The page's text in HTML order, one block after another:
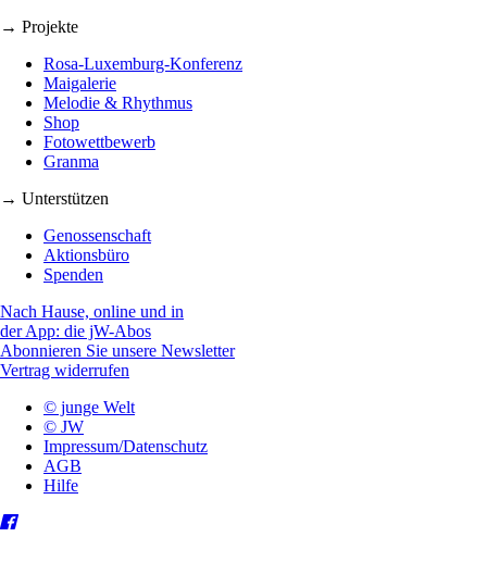
→ Projekte
Rosa-Luxemburg-Konferenz
Maigalerie
Melodie & Rhythmus
Shop
Fotowettbewerb
Granma
→ Unterstützen
Genossenschaft
Aktionsbüro
Spenden
Nach Hause, online und in
der App: die jW-Abos
Abonnieren Sie unsere Newsletter
Vertrag widerrufen
© junge Welt
© JW
Impressum/Datenschutz
AGB
Hilfe